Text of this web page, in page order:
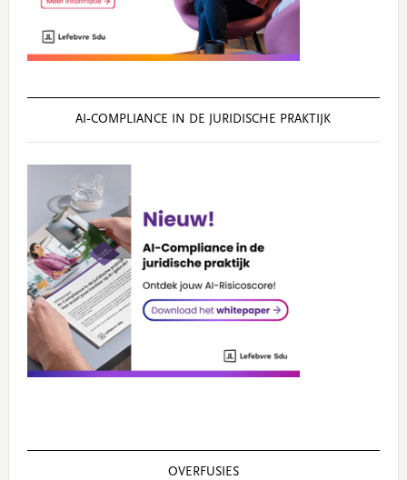
AI‑COMPLIANCE IN DE JURIDISCHE PRAKTIJK
OVERFUSIES